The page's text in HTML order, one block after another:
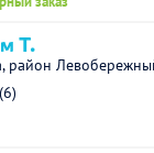
Т.
район
(6)